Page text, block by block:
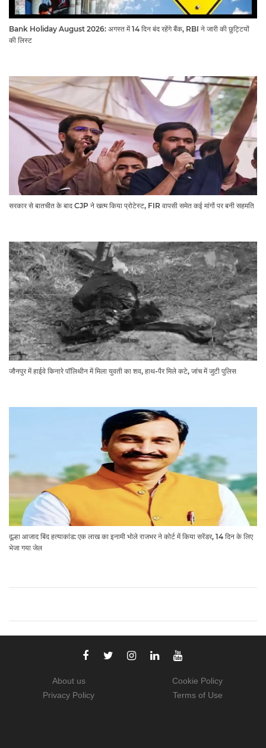
Bank Holiday August 2026: अगस्त में 14 दिन बंद रहेंगे बैंक, RBI ने जारी की छुट्टियों
की लिस्ट​​​​​​​
सरकार से बातचीत के बाद CJP ने खत्म किया प्रोटेस्ट, FIR वापसी समेत कई मांगों पर बनी सहमति
जौनपुर में हाईवे किनारे पॉलिथीन में मिला युवती का शव, हाथ-पैर मिले कटे, जांच में जुटी पुलिस
दूल्हा आजाद बिंद हत्याकांड: एक लाख का इनामी भोले राजभर ने कोर्ट में किया सरेंडर, 14 दिन के लिए
भेजा गया जेल
About us
Privacy Policy
Cookie Policy
Terms of Use